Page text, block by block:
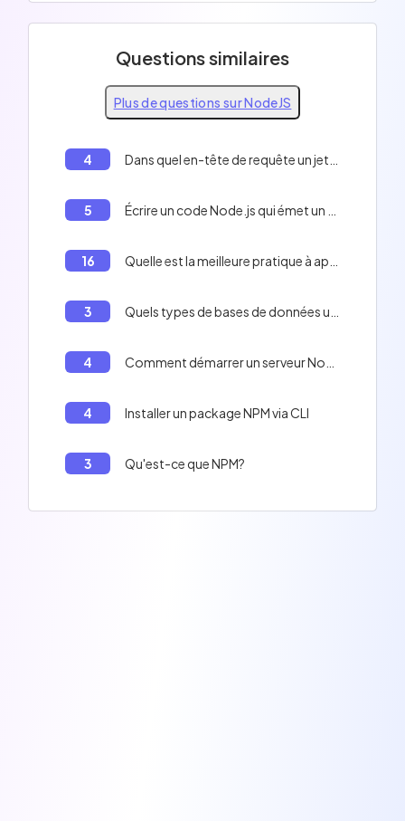
Questions similaires
Plus de questions sur NodeJS
4
5
16
3
4
4 Installer un package NPM via CLI
3 Qu'est-ce que NPM?